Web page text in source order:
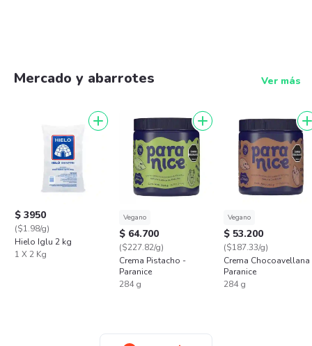
Mercado y abarrotes Ver más
$ 3950
($1.98/g)
Hielo Iglu 2 kg
1 X 2 Kg
Vegano
$ 64.700
($227.82/g)
Crema Pistacho -
Paranice
284 g
Vegano
$ 53.200
($187.33/g)
Crema Chocoavellana
Paranice
284 g